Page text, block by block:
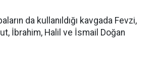
da kullanıldığı kavgada Fevzi,
İbrahim, Halil ve İsmail Doğan